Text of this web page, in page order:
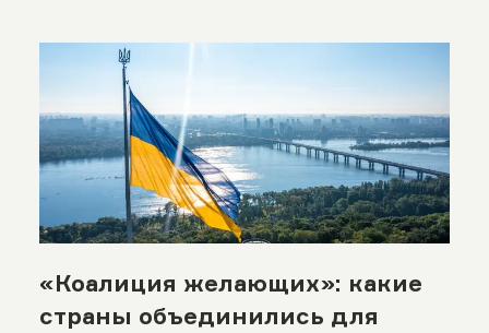
«Коалиция желающих»: какие
страны объединились для